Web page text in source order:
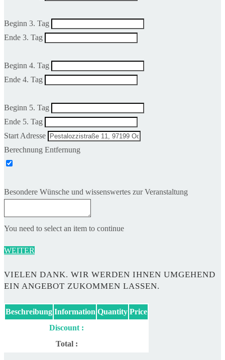
Beginn 3. Tag
Ende 3. Tag
Beginn 4. Tag
Ende 4. Tag
Beginn 5. Tag
Ende 5. Tag
Start Adresse
Berechnung Entfernung
Besondere Wünsche und wissenswertes zur Veranstaltung
You need to select an item to continue
WEITER
VIELEN DANK. WIR WERDEN IHNEN UMGEHEND
EIN ANGEBOT ZUKOMMEN LASSEN.
Beschreibung Information Quantity Price
Discount :
Total :